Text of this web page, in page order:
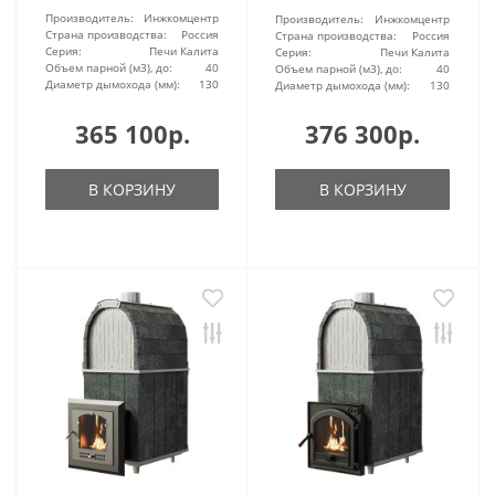
Производитель:
Инжкомцентр
Страна производства:
Россия
Серия:
Печи Калита
Объем парной (м3), до:
40
Диаметр дымохода (мм):
130
365 100р.
В КОРЗИНУ
Производитель:
Инжкомцентр
Страна производства:
Россия
Серия:
Печи Калита
Объем парной (м3), до:
40
Диаметр дымохода (мм):
130
376 300р.
В КОРЗИНУ